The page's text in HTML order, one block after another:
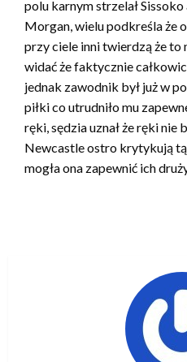
polu karnym strzelał
Morgan, wielu podkreśla że
przy ciele inni twierdzą że to
widać że faktycznie
jednak zawodnik był już w
piłki co utrudniło mu
ręki, sędzia uznał że ręki nie
Newcastle ostro krytykują
mogła ona zapewnić ich